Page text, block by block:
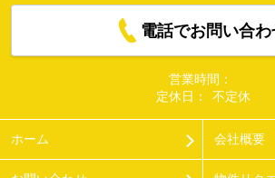
電話でお問い合わ
営業時間：
定休日：
不定休
ホーム 会社概要